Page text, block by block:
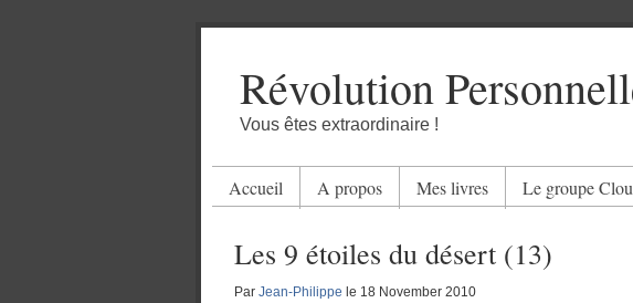
Révolution
Vous êtes extraordinaire !
Accueil A propos Mes livres Le groupe
Les 9 étoiles du désert (13)
Par Jean-Philippe le 18 November 2010